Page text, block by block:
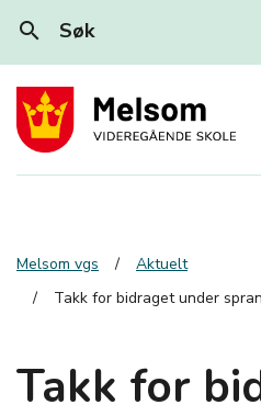
search Søk
Melsom vgs
Aktuelt
Takk for bidraget under
Takk for